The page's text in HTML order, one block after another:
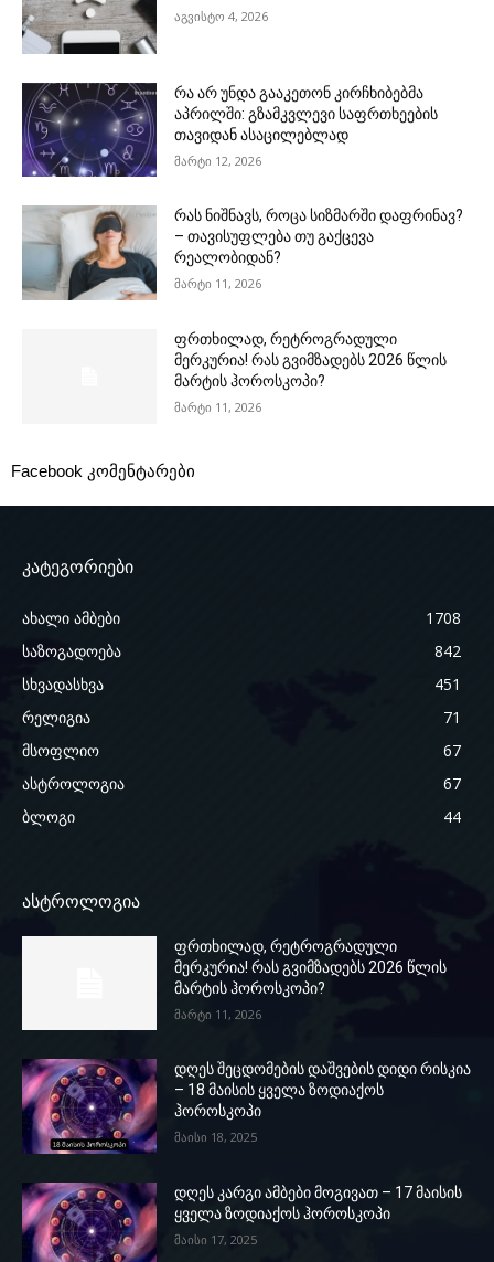
აგვისტო 4, 2026
რა არ უნდა გააკეთონ კირჩხიბებმა
აპრილში: გზამკვლევი საფრთხეების
თავიდან ასაცილებლად
მარტი 12, 2026
რას ნიშნავს, როცა სიზმარში დაფრინავ?
– თავისუფლება თუ გაქცევა
რეალობიდან?
მარტი 11, 2026
ფრთხილად, რეტროგრადული
მერკურია! რას გვიმზადებს 2026 წლის
მარტის ჰოროსკოპი?
მარტი 11, 2026
Facebook კომენტარები
კატეგორიები
ახალი ამბები
1708
საზოგადოება
842
სხვადასხვა
451
რელიგია
71
მსოფლიო
67
ასტროლოგია
67
ბლოგი
44
ასტროლოგია
ფრთხილად, რეტროგრადული
მერკურია! რას გვიმზადებს 2026 წლის
მარტის ჰოროსკოპი?
მარტი 11, 2026
დღეს შეცდომების დაშვების დიდი რისკია
– 18 მაისის ყველა ზოდიაქოს
ჰოროსკოპი
მაისი 18, 2025
დღეს კარგი ამბები მოგივათ – 17 მაისის
ყველა ზოდიაქოს ჰოროსკოპი
მაისი 17, 2025